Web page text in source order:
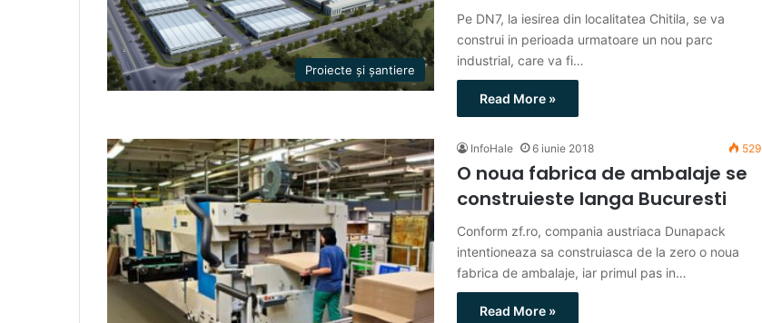
Proiecte și șantiere
Pe DN7, la iesirea din localitatea Chitila, se va
construi in perioada urmatoare un nou parc
industrial, care va fi…
Read More »
InfoHale 6 iunie 2018 529
O noua fabrica de ambalaje se
construieste langa Bucuresti
Conform zf.ro, compania austriaca Dunapack
intentioneaza sa construiasca de la zero o noua
fabrica de ambalaje, iar primul pas in…
Read More »